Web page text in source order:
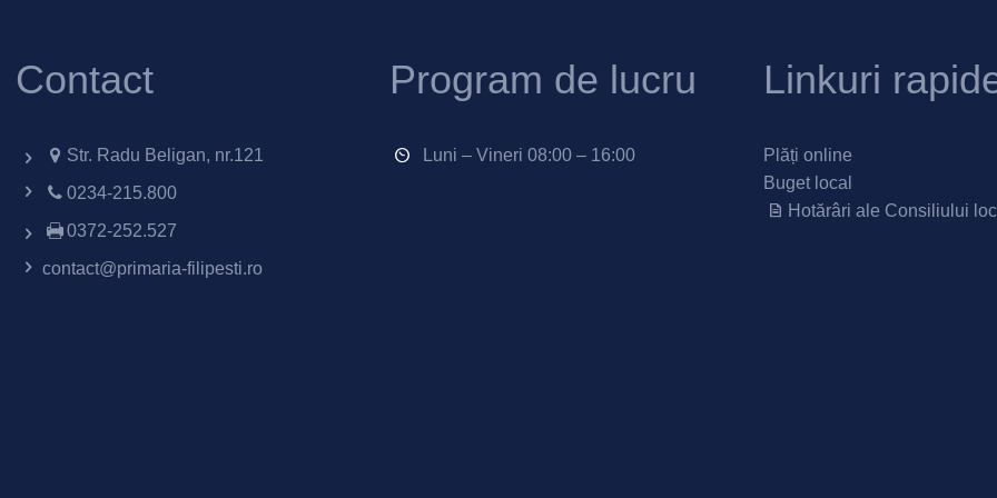
Contact
Str. Radu Beligan, nr.121
0234-215.800
0372-252.527
contact@primaria-filipesti.ro
Program de lucru
Luni – Vineri 08:00 – 16:00
Linkuri
Plăți online
Buget local
Hotărâri ale Consiliului